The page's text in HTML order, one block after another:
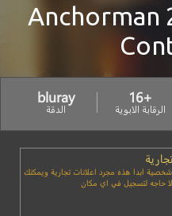
Anchorman
+16
الرقابة الابوية
bluray
الدقة
ابدا هذه مجرد اعلانات تجارية ويمكنك
حاجه لتسجيل في اي مكان